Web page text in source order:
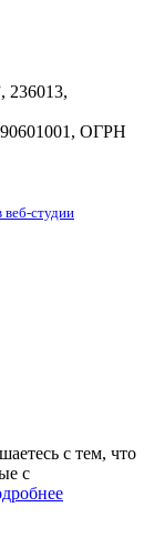
ОГРН
веб-студии
с тем, что
с